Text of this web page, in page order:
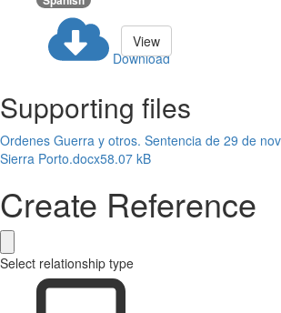
Download
View
Supporting files
Ordenes Guerra y otros. Sentencia de 29 de
Sierra Porto.docx58.07 kB
Create Reference
Select relationship type